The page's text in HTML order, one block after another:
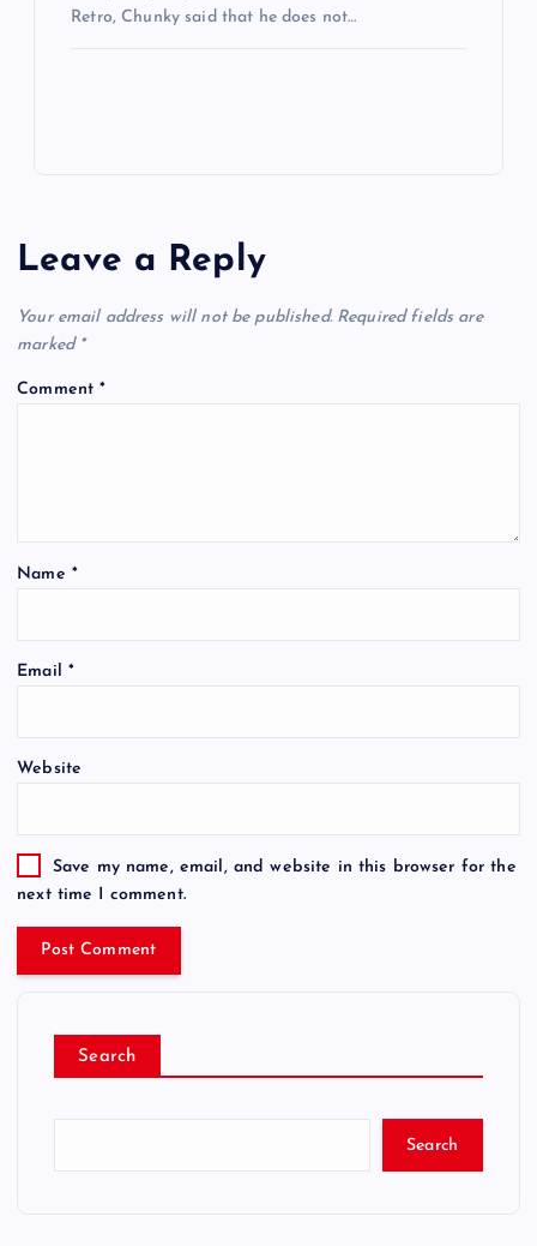
Retro, Chunky said that he does not…
Leave a Reply
Your email address will not be published. Required fields are
marked *
Comment*
Name *
Email *
Website
Save my name, email, and website in this browser for the
next time I comment.
Search
Search